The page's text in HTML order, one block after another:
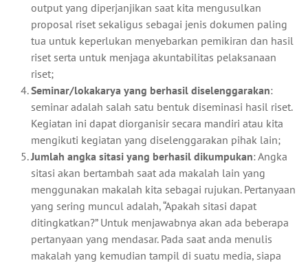
output yang diperjanjikan saat kita mengusulkan
proposal riset sekaligus sebagai jenis dokumen paling
tua untuk keperlukan menyebarkan pemikiran dan hasil
riset serta untuk menjaga akuntabilitas pelaksanaan
riset;
Seminar/lokakarya yang berhasil diselenggarakan:
seminar adalah salah satu bentuk diseminasi hasil riset.
Kegiatan ini dapat diorganisir secara mandiri atau kita
mengikuti kegiatan yang diselenggarakan pihak lain;
Jumlah angka sitasi yang berhasil dikumpukan: Angka
sitasi akan bertambah saat ada makalah lain yang
menggunakan makalah kita sebagai rujukan. Pertanyaan
yang sering muncul adalah, “Apakah sitasi dapat
ditingkatkan?” Untuk menjawabnya akan ada beberapa
pertanyaan yang mendasar. Pada saat anda menulis
makalah yang kemudian tampil di suatu media, siapa